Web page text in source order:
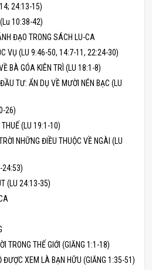
24:13-15)
10:38-42)
ĐẠO TRONG SÁCH LU-CA
VỤ (LU 9:46-50, 14:7-11, 22:24-30)
BÀ GÓA KIÊN TRÌ (LU 18:1-8)
TƯ: ẨN DỤ VỀ MƯỜI NÉN BẠC (LU
26)
(LU 19:1-10)
NHỮNG ĐIỀU THUỘC VỀ NGÀI (LU
24:53)
(LU 24:13-35)
TRONG THẾ GIỚI (GIĂNG 1:1-18)
ĐƯỢC XEM LÀ BẠN HỮU (GIĂNG 1:35-51)